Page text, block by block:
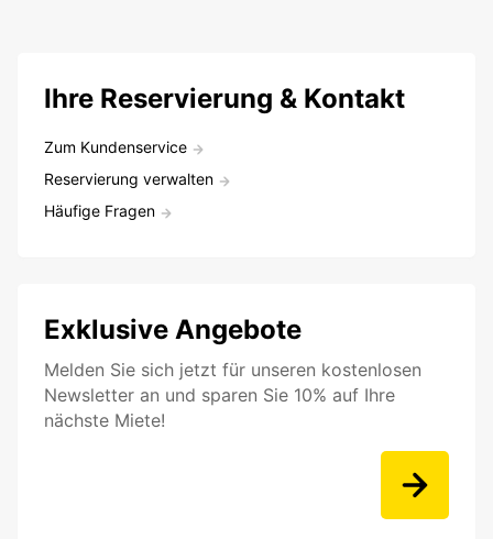
Ihre Reservierung & Kontakt
Zum Kundenservice
Reservierung verwalten
Häufige Fragen
Exklusive Angebote
Melden Sie sich jetzt für unseren kostenlosen
Newsletter an und sparen Sie 10% auf Ihre
nächste Miete!